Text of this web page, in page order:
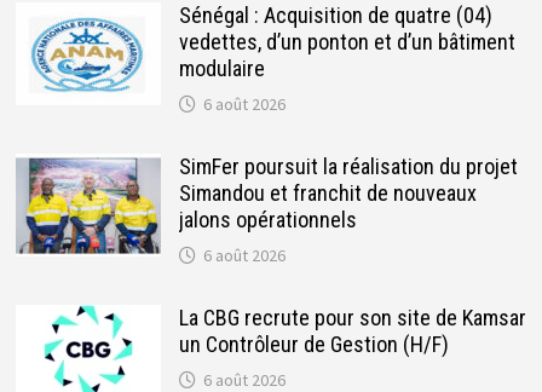
Sénégal : Acquisition de quatre (04)
vedettes, d’un ponton et d’un bâtiment
modulaire
6 août 2026
SimFer poursuit la réalisation du projet
Simandou et franchit de nouveaux
jalons opérationnels
6 août 2026
La CBG recrute pour son site de Kamsar
un Contrôleur de Gestion (H/F)
6 août 2026